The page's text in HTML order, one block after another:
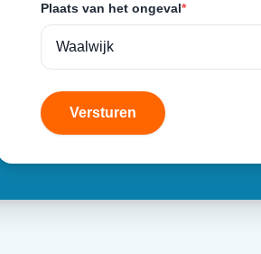
Plaats van het ongeval*
Versturen